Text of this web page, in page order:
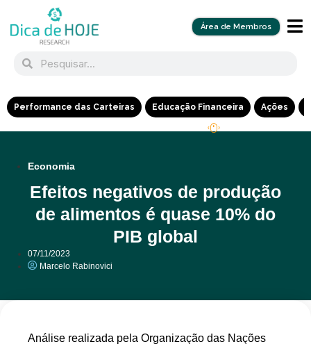
Área de Membros
Performance das Carteiras Educação Financeira Ações
Economia
Efeitos negativos de produção
de alimentos é quase 10% do
PIB global
07/11/2023
Marcelo Rabinovici
Análise realizada pela Organização das Nações